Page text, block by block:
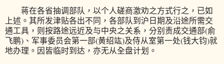
蒋在各省抽调部队，以个人磋商激劝之方式行之，已如
上述。其所发津贴各出不同，各部队到沪日期及沿途所需交
通工具，则按路途远近及与中央之关系，分别责成交通部(俞
飞鹏)、军事委员会第一部(黄绍竑)及侍从室第一处(钱大钧)就
地办理。因皆临时到达，亦无从全盘计划。